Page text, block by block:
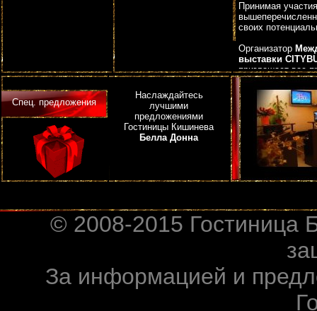
Принимая
своих
Организатор
выставки
приглашает вас
Выставка
выставка
Кишинева.
Если Вы
непременно
поможет вам с
10 минутах езды
вежливый
Спец. предложения
Наслаждайтесь
лучшими
предложениями
Гостиницы Кишинева
Белла Донна
© 2008-2015 Гостиница
За информацией и